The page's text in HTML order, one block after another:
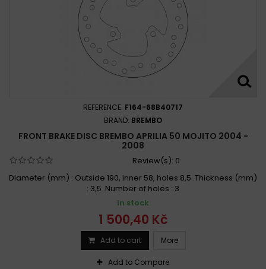
REFERENCE: F164-68B40717
BRAND: BREMBO
FRONT BRAKE DISC BREMBO APRILIA 50 MOJITO 2004 -
2008
Review(s): 0
Diameter (mm) : Outside 190, inner 58, holes 8,5 .Thickness (mm)
: 3,5 .Number of holes : 3
In stock
1 500,40 Kč
Add to cart More
Add to Compare